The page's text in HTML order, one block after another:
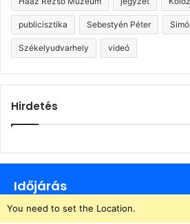
publicisztika Sebestyén Péter
Székelyudvarhely videó
Hirdetés
Időjárás
You need to set the Location.